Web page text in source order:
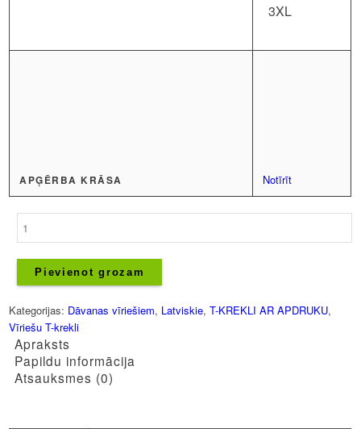
3XL
APĢĒRBA KRĀSA Notīrīt
uzraksts
Latvietis
daudzums
Pievienot grozam
Kategorijas: Dāvanas vīriešiem, Latviskie,T-KREKLI AR APDRUKU,
Vīriešu T-krekli
Apraksts
Papildu informācija
Atsauksmes (0)